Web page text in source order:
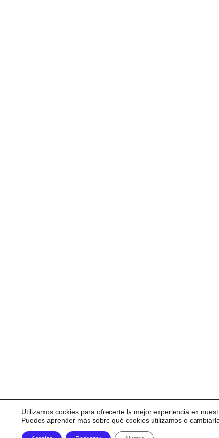
Utilizamos cookies para ofrecerte la mejor experiencia en
Puedes aprender más sobre qué cookies utilizamos o